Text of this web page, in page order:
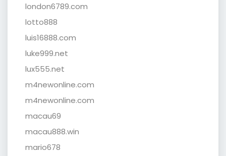
london6789.com
lotto888
luis16888.com
luke999.net
lux555.net
m4newonline.com
m4newonline.com
macau69
macau888.win
mario678